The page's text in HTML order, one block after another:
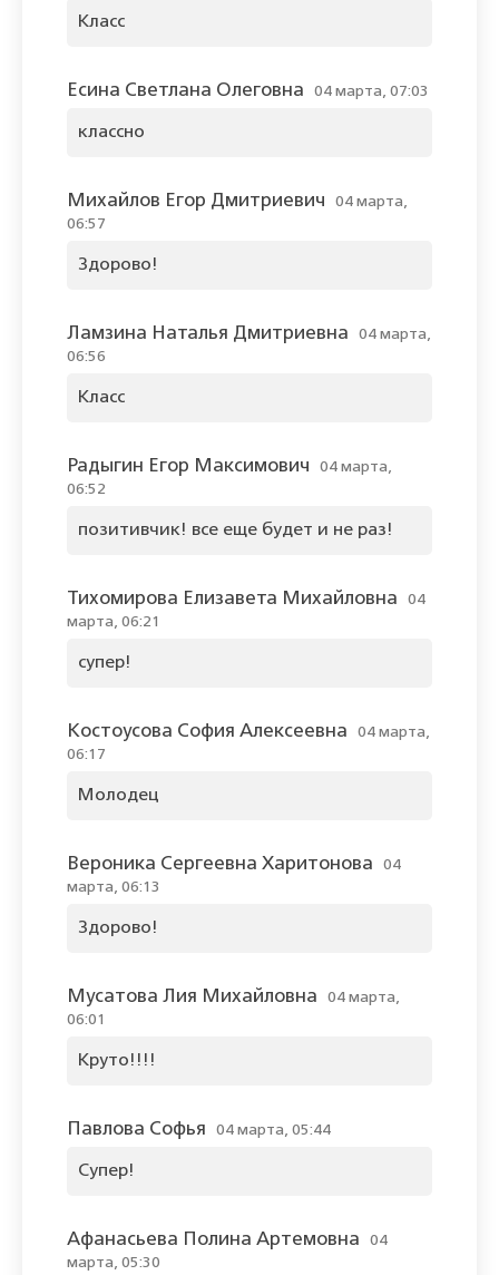
Класс
Есина Светлана Олеговна 04 марта, 07:03
классно
Михайлов Егор Дмитриевич
04 марта,
06:57
Здорово!
Ламзина Наталья Дмитриевна
04 марта,
06:56
Класс
Радыгин Егор Максимович
04 марта,
06:52
позитивчик! все еще будет и не раз!
Тихомирова Елизавета Михайловна
04
марта, 06:21
супер!
Костоусова София Алексеевна
04 марта,
06:17
Молодец
Вероника Сергеевна Харитонова
04
марта, 06:13
Здорово!
Мусатова Лия Михайловна
04 марта,
06:01
Круто!!!!
Павлова Софья 04 марта, 05:44
Супер!
Афанасьева Полина Артемовна
04
марта, 05:30